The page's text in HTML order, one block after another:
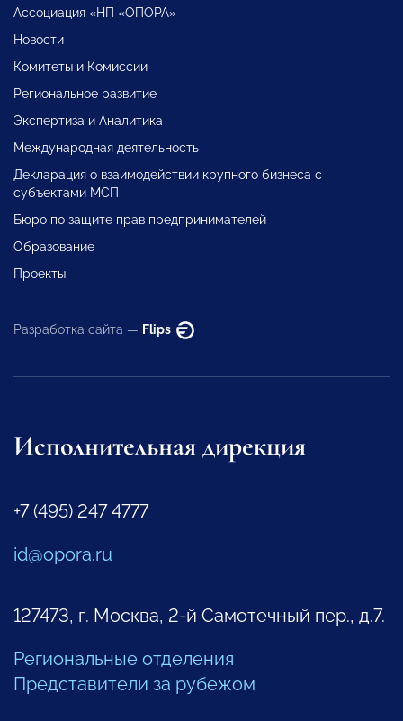
Ассоциация «НП «ОПОРА»
Новости
Комитеты и Комиссии
Региональное развитие
Экспертиза и Аналитика
Международная деятельность
Декларация о взаимодействии крупного бизнеса с
субъектами МСП
Бюро по защите прав предпринимателей
Образование
Проекты
Разработка сайта — Flips
Исполнительная дирекция
+7 (495) 247 4777
id@opora.ru
127473, г. Москва, 2-й Самотечный пер., д.7.
Региональные отделения
Представители за рубежом